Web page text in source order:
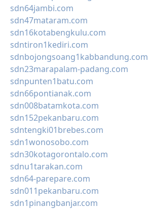
sdn64jambi.com
sdn47mataram.com
sdn16kotabengkulu.com
sdntiron1kediri.com
sdnbojongsoang1kabbandung.com
sdn23marapalam-padang.com
sdnpunten1batu.com
sdn66pontianak.com
sdn008batamkota.com
sdn152pekanbaru.com
sdntengki01brebes.com
sdn1wonosobo.com
sdn30kotagorontalo.com
sdnu1tarakan.com
sdn64-parepare.com
sdn011pekanbaru.com
sdn1pinangbanjar.com